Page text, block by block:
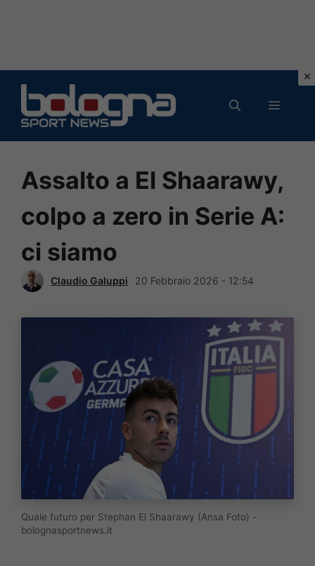
contenuto
MENU
Assalto a El Shaarawy,
colpo a zero in Serie A:
ci siamo
Claudio Galuppi 20 Febbraio 2026 - 12:54
Quale futuro per Stephan El Shaarawy (Ansa Foto) -
bolognasportnews.it